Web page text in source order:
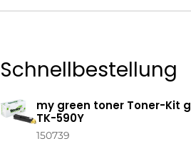
Frage Senden
Schnellbestellung
Ihr
Warenkorb
my green toner Toner-Kit
TK-590Y
150739